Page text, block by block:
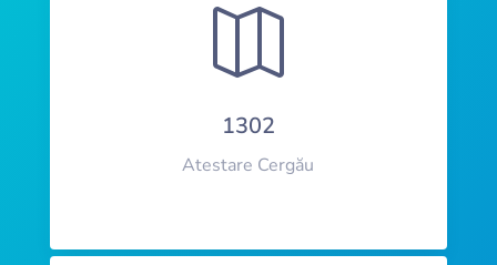

1302
Atestare Cergău